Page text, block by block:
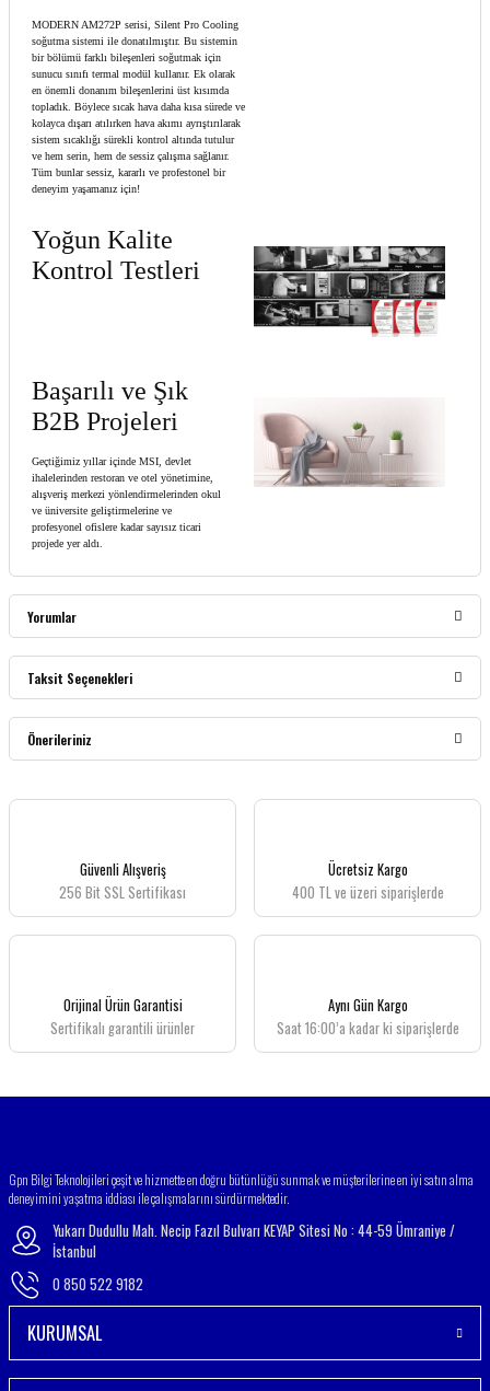
MODERN AM272P serisi, Silent Pro Cooling
soğutma sistemi ile donatılmıştır. Bu sistemin
bir bölümü farklı bileşenleri soğutmak için
sunucu sınıfı termal modül kullanır. Ek olarak
en önemli donanım bileşenlerini üst kısımda
topladık. Böylece sıcak hava daha kısa sürede ve
kolayca dışarı atılırken hava akımı ayrıştırılarak
sistem sıcaklığı sürekli kontrol altında tutulur
ve hem serin, hem de sessiz çalışma sağlanır.
Tüm bunlar sessiz, kararlı ve profestonel bir
deneyim yaşamanız için!
Yoğun Kalite
Kontrol Testleri
Başarılı ve Şık
B2B Projeleri
Geçtiğimiz yıllar içinde MSI, devlet
ihalelerinden restoran ve otel yönetimine,
alışveriş merkezi yönlendirmelerinden okul
ve üniversite geliştirmelerine ve
profesyonel ofislere kadar sayısız ticari
projede yer aldı.
Yorumlar
Bu ürüne ilk yorumu siz yapın!
Taksit Seçenekleri
Önerileriniz
Bu ürünün fiyat bilgisi, resim, ürün açıklamalarında ve diğer konularda yetersiz
Ürün resmi kalitesiz, bozuk veya görüntülenemiyor.
Bu ürüne benzer farklı alternatifler olmalı.
Güvenli Alışveriş
256 Bit SSL Sertifikası
Ücretsiz Kargo
400 TL ve üzeri siparişlerde
Orijinal Ürün Garantisi
Sertifikalı garantili ürünler
Aynı Gün Kargo
Saat 16:00’a kadar ki siparişlerde
Gpn Bilgi Teknolojileri çeşit ve hizmette en doğru bütünlüğü sunmak ve müşterilerine en iyi satın alma
deneyimini yaşatma iddiası ile çalışmalarını sürdürmektedir.
Yukarı Dudullu Mah. Necip Fazıl Bulvarı KEYAP Sitesi No : 44-59 Ümraniye /
İstanbul
0 850 522 9182
KURUMSAL